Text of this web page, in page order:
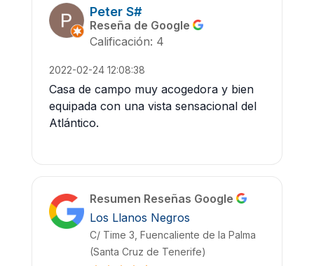
Peter S#
Reseña de Google
Calificación: 4
2022-02-24 12:08:38
Casa de campo muy acogedora y bien
equipada con una vista sensacional del
Atlántico.
Resumen Reseñas Google
Los Llanos Negros
C/ Time 3, Fuencaliente de la Palma
(Santa Cruz de Tenerife)